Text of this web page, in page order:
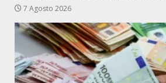
7 Agosto 2026